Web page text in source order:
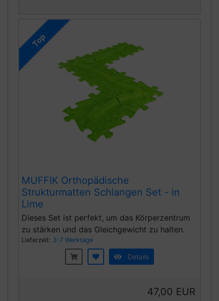
Top
MUFFIK Orthopädische
Strukturmatten Schlangen Set - in
Lime
Dieses Set ist perfekt, um das Körperzentrum
zu stärken und das Gleichgewicht zu halten.
Lieferzeit: 3-7 Werktage
Details
47,00 EUR